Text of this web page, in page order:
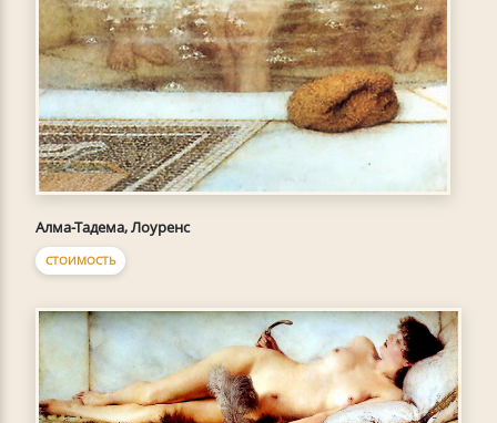
Алма-Тадема, Лоуренс
СТОИМОСТЬ